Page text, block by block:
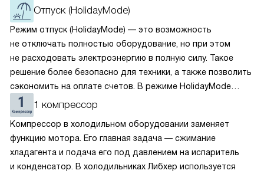
Отпуск (HolidayMode)
Режим отпуск (HolidayMode) — это возможность
не отключать полностью оборудование, но при этом
не расходовать электроэнергию в полную силу. Такое
решение более безопасно для техники, а также позволить
сэкономить на оплате счетов. В режиме HolidayMode
вентилятор и суперохлаждение не работают, а в камере
устанавливается температура в районе +15 градусов. Это
позволяет сохранить продукты на определённое время
и избежать появление неприятных запахов.
1 компрессор
Компрессор в холодильном оборудовании заменяет
функцию мотора. Его главная задача — сжимание
хладагента и подача его под давлением на испаритель
и конденсатор. В холодильниках Либхер используется